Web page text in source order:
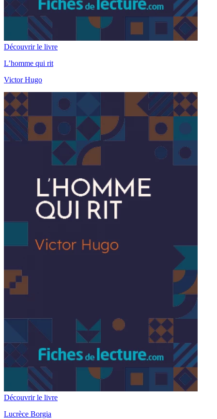
Découvrir le livre
L’homme qui rit
Victor Hugo
Découvrir le livre
Lucrèce Borgia